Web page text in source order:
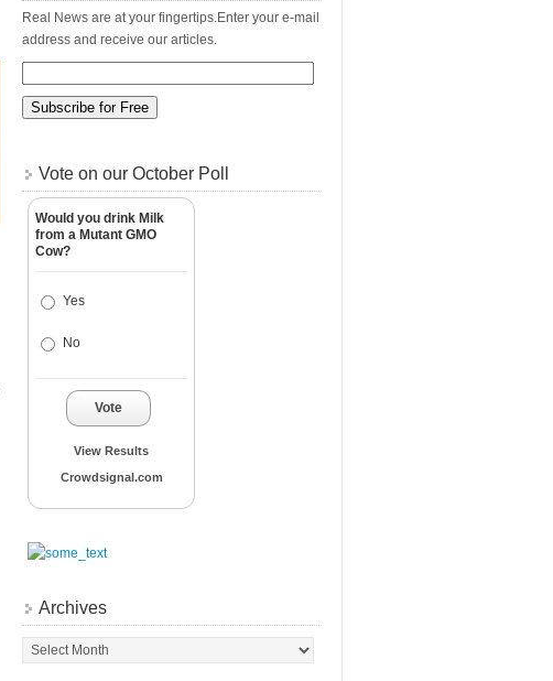
Real News are at your fingertips.Enter your e-mail
address and receive our articles.
Vote on our October Poll
Would you drink Milk
from a Mutant GMO
Cow?
Yes
No
Vote
View Results
Crowdsignal.com
Archives